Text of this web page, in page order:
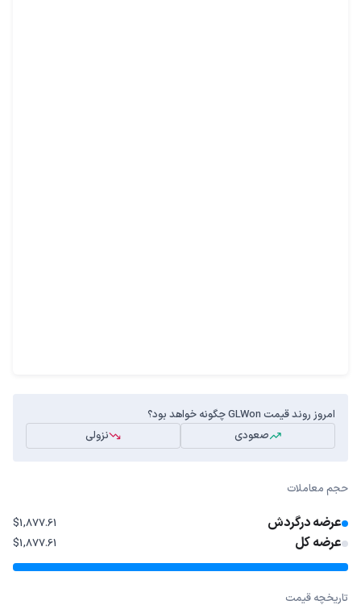
امروز روند قیمت GLWon چگونه خواهد بود؟
صعودی
نزولی
حجم معاملات
عرضه درگردش $1,877.61
عرضه کل $1,877.61
تاریخچه قیمت